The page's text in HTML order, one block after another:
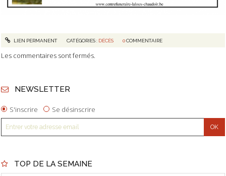
LIEN PERMANENT CATÉGORIES : DÉCÈS 0COMMENTAIRE
Les commentaires sont fermés.
NEWSLETTER
S'inscrire Se désinscrire
TOP DE LA SEMAINE